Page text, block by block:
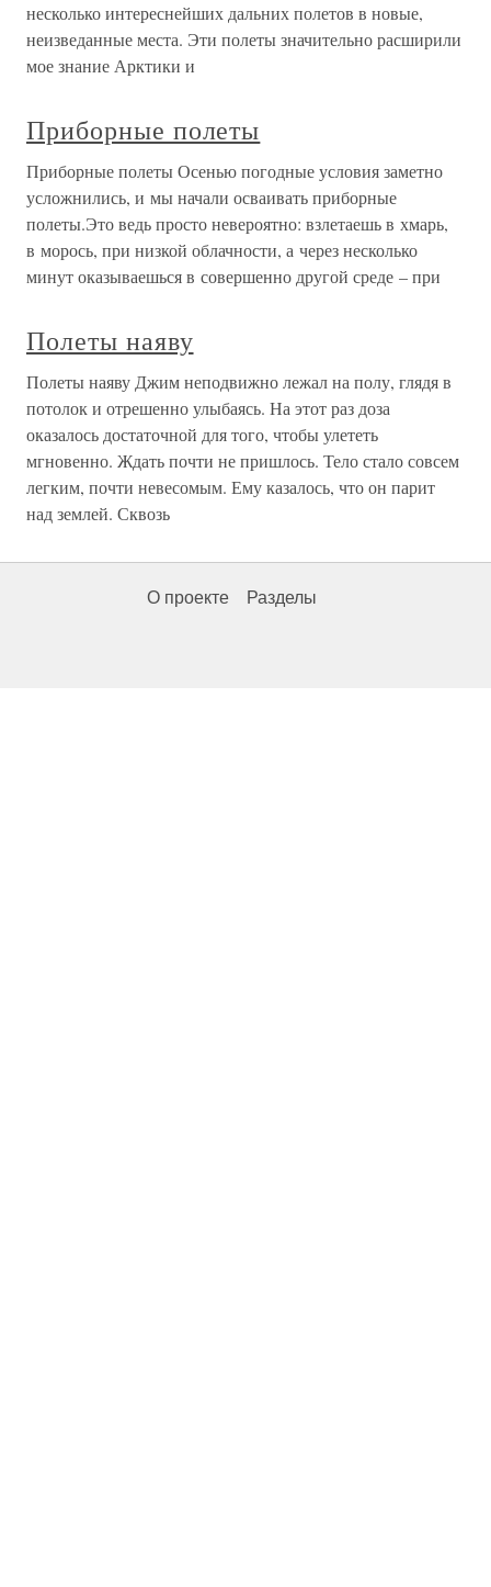
несколько интереснейших дальних полетов в новые,
неизведанные места. Эти полеты значительно расширили
мое знание Арктики и
Приборные полеты
Приборные полеты Осенью погодные условия заметно
усложнились, и мы начали осваивать приборные
полеты.Это ведь просто невероятно: взлетаешь в хмарь,
в морось, при низкой облачности, а через несколько
минут оказываешься в совершенно другой среде – при
Полеты наяву
Полеты наяву Джим неподвижно лежал на полу, глядя в
потолок и отрешенно улыбаясь. На этот раз доза
оказалось достаточной для того, чтобы улететь
мгновенно. Ждать почти не пришлось. Тело стало совсем
легким, почти невесомым. Ему казалось, что он парит
над землей. Сквозь
О проекте Разделы